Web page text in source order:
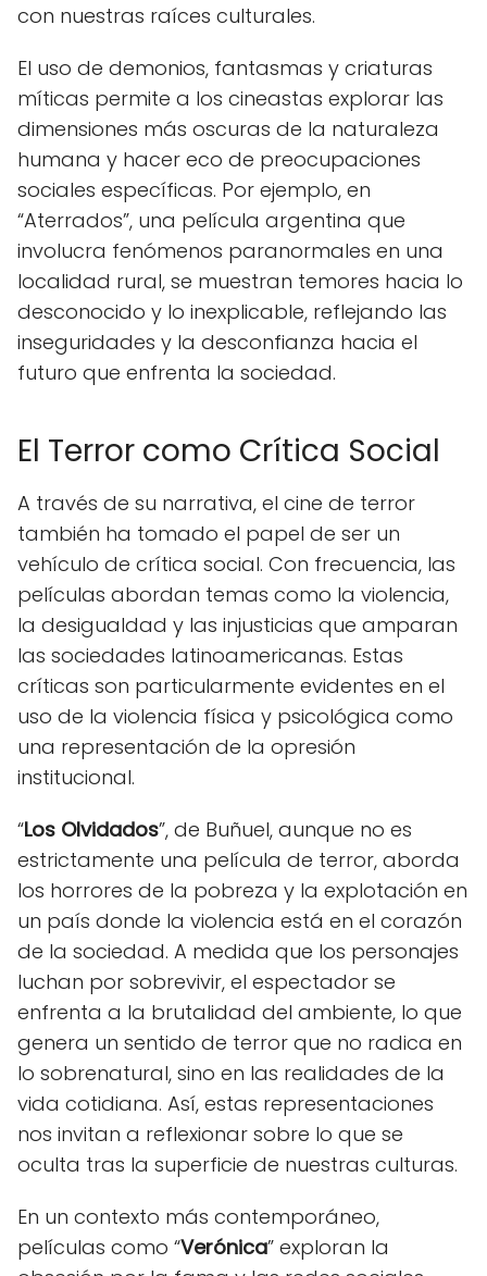
con nuestras raíces culturales.
El uso de demonios, fantasmas y criaturas
míticas permite a los cineastas explorar las
dimensiones más oscuras de la naturaleza
humana y hacer eco de preocupaciones
sociales específicas. Por ejemplo, en
“Aterrados”, una película argentina que
involucra fenómenos paranormales en una
localidad rural, se muestran temores hacia lo
desconocido y lo inexplicable, reflejando las
inseguridades y la desconfianza hacia el
futuro que enfrenta la sociedad.
El Terror como Crítica Social
A través de su narrativa, el cine de terror
también ha tomado el papel de ser un
vehículo de crítica social. Con frecuencia, las
películas abordan temas como la violencia,
la desigualdad y las injusticias que amparan
las sociedades latinoamericanas. Estas
críticas son particularmente evidentes en el
uso de la violencia física y psicológica como
una representación de la opresión
institucional.
“Los Olvidados”, de Buñuel, aunque no es
estrictamente una película de terror, aborda
los horrores de la pobreza y la explotación en
un país donde la violencia está en el corazón
de la sociedad. A medida que los personajes
luchan por sobrevivir, el espectador se
enfrenta a la brutalidad del ambiente, lo que
genera un sentido de terror que no radica en
lo sobrenatural, sino en las realidades de la
vida cotidiana. Así, estas representaciones
nos invitan a reflexionar sobre lo que se
oculta tras la superficie de nuestras culturas.
En un contexto más contemporáneo,
películas como “Verónica” exploran la